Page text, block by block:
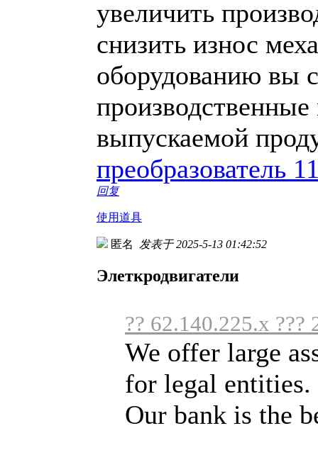
увеличить
снизить износ
оборудованию вы
выпускаемой
преобразователь
回复
使用道具
匿名 发表于 2025-5-13 01:42:52
Элеткродвигатели
?? 62.140.225.x ???
We offer large
for legal entities.
Our bank is the